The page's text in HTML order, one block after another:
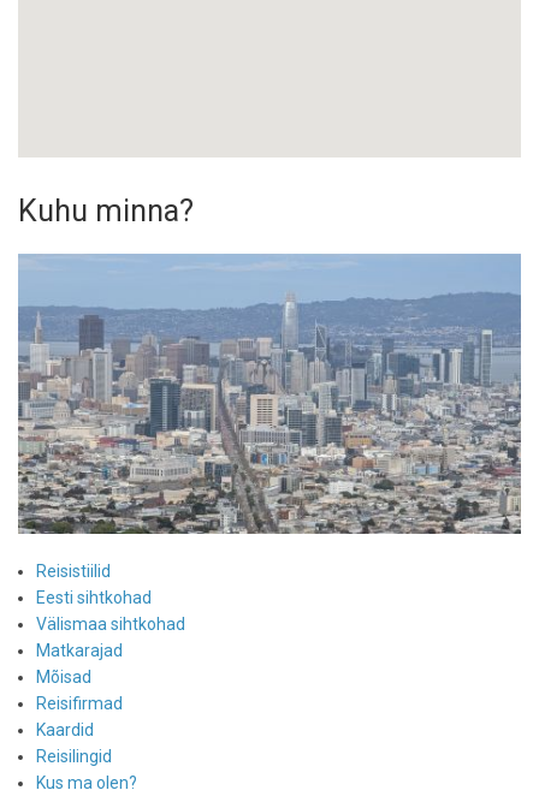
Kuhu minna?
Reisistiilid
Eesti sihtkohad
Välismaa sihtkohad
Matkarajad
Mõisad
Reisifirmad
Kaardid
Reisilingid
Kus ma olen?